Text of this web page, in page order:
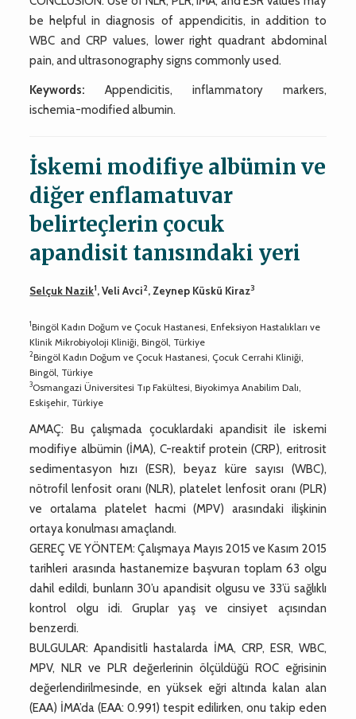
be helpful in diagnosis of appendicitis, in addition to
WBC and CRP values, lower right quadrant abdominal
pain, and ultrasonography signs commonly used.
Keywords: Appendicitis, inflammatory markers,
ischemia-modified albumin.
İskemi modifiye albümin ve
diğer enflamatuvar
belirteçlerin çocuk
apandisit tanısındaki yeri
Selçuk Nazik1, Veli Avci2, Zeynep Küskü Kiraz3
1Bingöl Kadın Doğum ve Çocuk Hastanesi, Enfeksiyon Hastalıkları ve
Klinik Mikrobiyoloji Kliniği, Bingöl, Türkiye
2Bingöl Kadın Doğum ve Çocuk Hastanesi, Çocuk Cerrahi Kliniği,
Bingöl, Türkiye
3Osmangazi Üniversitesi Tıp Fakültesi, Biyokimya Anabilim Dalı,
Eskişehir, Türkiye
AMAÇ: Bu çalışmada çocuklardaki apandisit ile iskemi
modifiye albümin (İMA), C-reaktif protein (CRP), eritrosit
sedimentasyon hızı (ESR), beyaz küre sayısı (WBC),
nötrofil lenfosit oranı (NLR), platelet lenfosit oranı (PLR)
ve ortalama platelet hacmi (MPV) arasındaki ilişkinin
ortaya konulması amaçlandı.
GEREÇ VE YÖNTEM: Çalışmaya Mayıs 2015 ve Kasım 2015
tarihleri arasında hastanemize başvuran toplam 63 olgu
dahil edildi, bunların 30’u apandisit olgusu ve 33’ü sağlıklı
kontrol olgu idi. Gruplar yaş ve cinsiyet açısından
benzerdi.
BULGULAR: Apandisitli hastalarda İMA, CRP, ESR, WBC,
MPV, NLR ve PLR değerlerinin ölçüldüğü ROC eğrisinin
değerlendirilmesinde, en yüksek eğri altında kalan alan
(EAA) İMA’da (EAA: 0.991) tespit edilirken, onu takip eden